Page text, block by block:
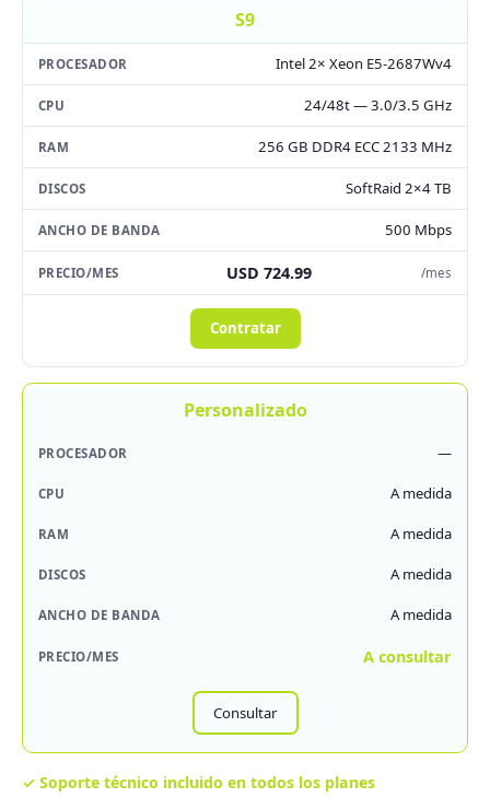
S9
Intel 2× Xeon E5-2687Wv4
24/48t — 3.0/3.5 GHz
256 GB DDR4 ECC 2133 MHz
SoftRaid 2×4 TB
500 Mbps
USD 724.99 /mes
Contratar
Personalizado
—
A medida
A medida
A medida
A medida
A consultar
Consultar
✓ Soporte técnico incluido en todos los planes